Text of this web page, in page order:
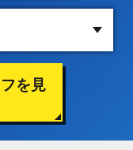
を見